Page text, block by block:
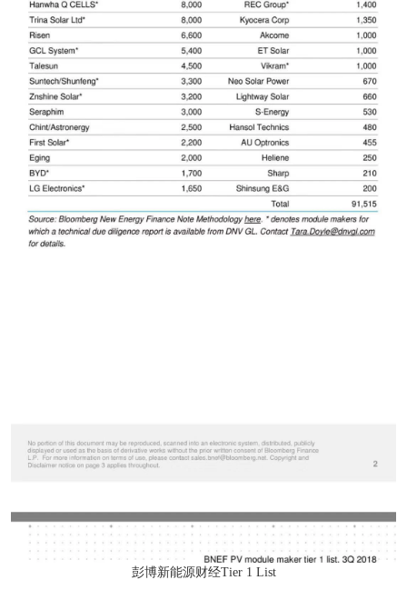
彭博新能源财经Tier 1 List